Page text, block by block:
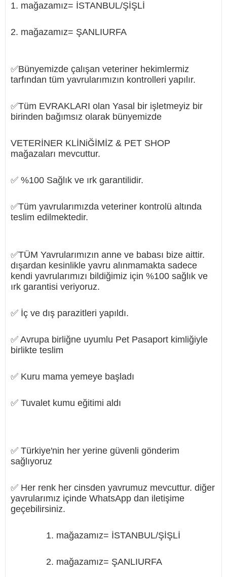
1. mağazamız= İSTANBUL/ŞİŞLİ
2. mağazamız= ŞANLIURFA
✅Bünyemizde çalışan veteriner hekimlermiz
tarfından tüm yavrularımızın kontrolleri yapılır.
✅Tüm EVRAKLARI olan Yasal bir işletmeyiz bir
birinden bağımsız olarak bünyemizde
VETERİNER KLİNiĞİMİZ & PET SHOP
mağazaları mevcuttur.
✅ %100 Sağlık ve ırk garantilidir.
✅Tüm yavrularımızda veteriner kontrolü altında
teslim edilmektedir.
✅TÜM Yavrularımızın anne ve babası bize aittir.
dışardan kesinlikle yavru alınmamakta sadece
kendi yavrularımızı bildiğimiz için %100 sağlık ve
ırk garantisi veriyoruz.
✅ İç ve dış parazitleri yapıldı.
✅ Avrupa birliğne uyumlu Pet Pasaport kimliğiyle
birlikte teslim
✅ Kuru mama yemeye başladı
✅ Tuvalet kumu eğitimi aldı
✅ Türkiye'nin her yerine güvenli gönderim
sağlıyoruz
✅ Her renk her cinsden yavrumuz mevcuttur. diğer
yavrularımız içinde WhatsApp dan iletişime
geçebilirsiniz.
1. mağazamız= İSTANBUL/ŞİŞLİ
2. mağazamız= ŞANLIURFA